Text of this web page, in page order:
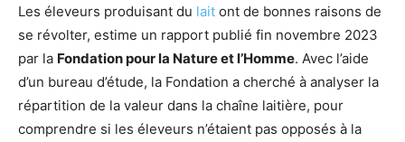
Les éleveurs produisant du lait ont de bonnes raisons de
se révolter, estime un rapport publié fin novembre 2023
par la Fondation pour la Nature et l’Homme. Avec l’aide
d’un bureau d’étude, la Fondation a cherché à analyser la
répartition de la valeur dans la chaîne laitière, pour
comprendre si les éleveurs n’étaient pas opposés à la